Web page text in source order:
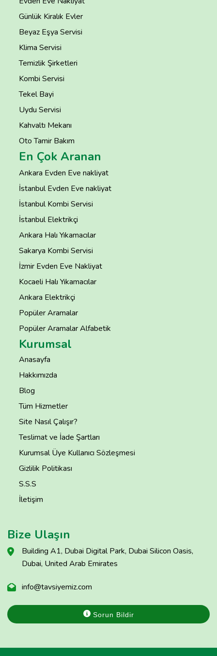
Günlük Kiralık Evler
Beyaz Eşya Servisi
Klima Servisi
Temizlik Şirketleri
Kombi Servisi
Tekel Bayi
Uydu Servisi
Kahvaltı Mekanı
Oto Tamir Bakım
En Çok Aranan
Ankara Evden Eve nakliyat
İstanbul Evden Eve nakliyat
İstanbul Kombi Servisi
İstanbul Elektrikçi
Ankara Halı Yıkamacılar
Sakarya Kombi Servisi
İzmir Evden Eve Nakliyat
Kocaeli Halı Yıkamacılar
Ankara Elektrikçi
Popüler Aramalar
Popüler Aramalar Alfabetik
Kurumsal
Anasayfa
Hakkımızda
Blog
Tüm Hizmetler
Site Nasıl Çalışır?
Teslimat ve İade Şartları
Kurumsal Üye Kullanıcı Sözleşmesi
Gizlilik Politikası
S.S.S
İletişim
Bize Ulaşın
Building A1, Dubai Digital Park, Dubai Silicon Oasis,
Dubai, United Arab Emirates
info@tavsiyemiz.com
Sorun Bildir